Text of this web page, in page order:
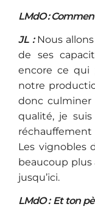
LMdO :
JL : Nous
de ses
encore ce qui
notre
donc culminer
qualité, je
Les vignobles
beaucoup plus
jusqu’ici.
LMdO : Et ton